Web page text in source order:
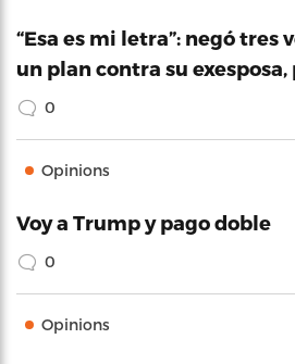
“Esa es mi letra”: negó tres
un plan contra su exesposa,
0
Opinions
Voy a Trump y pago doble
0
Opinions